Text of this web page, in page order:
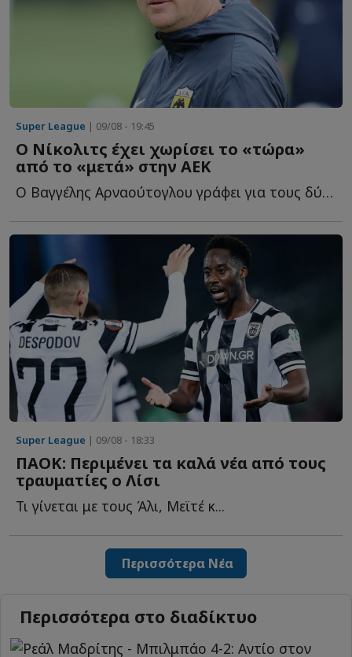
Super League | 09/08 - 19:45
Ο Νίκολιτς έχει χωρίσει το «τώρα»
από το «μετά» στην ΑΕΚ
Ο Βαγγέλης Αρναούτογλου γράφει για τους δύο ξεκάθαρους σ...
Super League | 09/08 - 18:33
ΠΑΟΚ: Περιμένει τα καλά νέα από τους
τραυματίες ο Λίσι
Τι γίνεται με τους Άλι, Μεϊτέ κ...
Περισσότερα Νέα
Περισσότερα στο διαδίκτυο